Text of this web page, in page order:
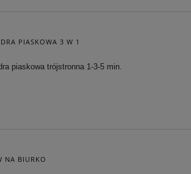
PIASKOWA 3 W 1
piaskowa trójstronna 1-3-5 min.
NA BIURKO